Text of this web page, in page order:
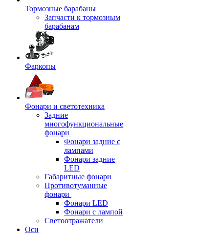
Тормозные барабаны
Запчасти к тормозным
барабанам
Фаркопы
Фонари и светотехника
Задние
многофункциональные
фонари
Фонари задние с
лампами
Фонари задние
LED
Габаритные фонари
Противотуманные
фонари
Фонари LED
Фонари с лампой
Светоотражатели
Оси